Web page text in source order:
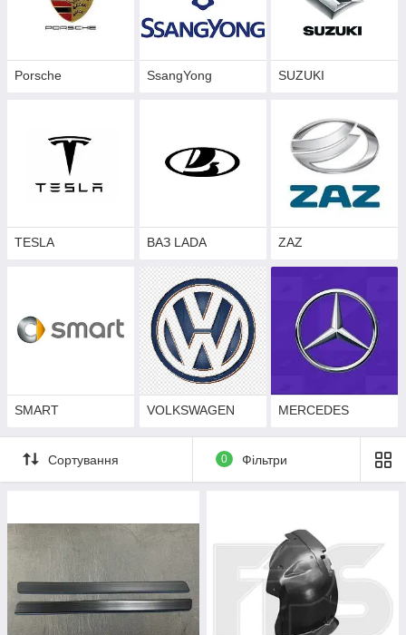
Porsche SsangYong SUZUKI
TESLA ВАЗ LADA ZAZ
SMART VOLKSWAGEN MERCEDES
Сортування 0 Фільтри